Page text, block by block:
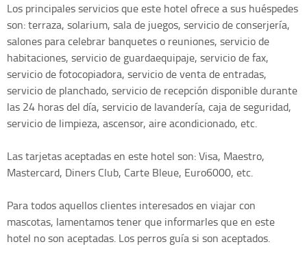
Los principales servicios que este hotel ofrece a sus huéspedes
son: terraza, solarium, sala de juegos, servicio de conserjería,
salones para celebrar banquetes o reuniones, servicio de
habitaciones, servicio de guardaequipaje, servicio de fax,
servicio de fotocopiadora, servicio de venta de entradas,
servicio de planchado, servicio de recepción disponible durante
las 24 horas del día, servicio de lavandería, caja de seguridad,
servicio de limpieza, ascensor, aire acondicionado, etc.
Las tarjetas aceptadas en este hotel son: Visa, Maestro,
Mastercard, Diners Club, Carte Bleue, Euro6000, etc.
Para todos aquellos clientes interesados en viajar con
mascotas, lamentamos tener que informarles que en este
hotel no son aceptadas. Los perros guía si son aceptados.